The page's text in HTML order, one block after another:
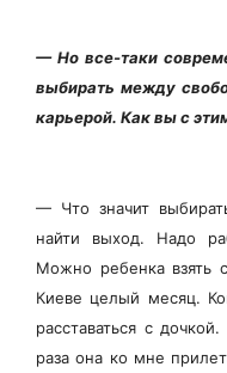
— Но все-таки
выбирать между
карьерой. Как вы с
— Что значит
найти выход. Надо
Можно ребенка взять
Киеве целый месяц.
расставаться с
раза она ко мне